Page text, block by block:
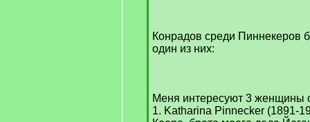
Конрадов среди Пиннекеров
один из них:
Меня интересуют 3 женщины
1. Katharina Pinnecker (1891-